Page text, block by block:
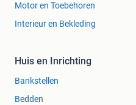
Motor en Toebehoren
Interieur en Bekleding
Huis en Inrichting
Bankstellen
Bedden